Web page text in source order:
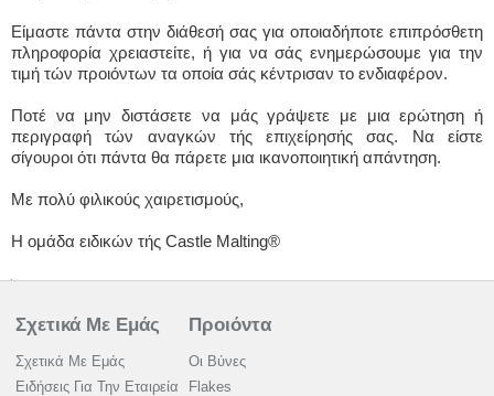
Είμαστε πάντα στην διάθεσή σας για οποιαδήποτε επιπρόσθετη
πληροφορία χρειαστείτε, ή για να σάς ενημερώσουμε για την
τιμή τών προιόντων τα οποία σάς κέντρισαν το ενδιαφέρον.
Ποτέ να μην διστάσετε να μάς γράψετε με μια ερώτηση ή
περιγραφή τών αναγκών τής επιχείρησής σας. Να είστε
σίγουροι ότι πάντα θα πάρετε μια ικανοποιητική απάντηση.
Με πολύ φιλικούς χαιρετισμούς,
Η ομάδα ειδικών τής Castle Malting®
Σχετικά Με Εμάς
Σχετικά Με Εμάς
Ειδήσεις Για Την Εταιρεία
Προιόντα
Οι Βύνες
Flakes